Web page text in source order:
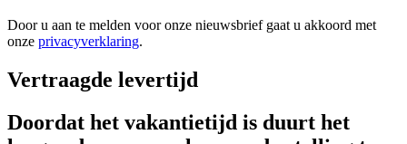
Door u aan te melden voor onze nieuwsbrief gaat u akkoord met
onze privacyverklaring.
Vertraagde levertijd
Doordat het vakantietijd is duurt het